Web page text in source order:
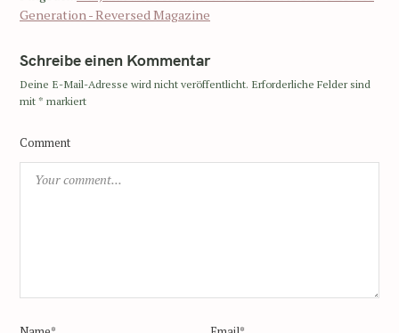
Generation - Reversed Magazine
Schreibe einen Kommentar
Deine E-Mail-Adresse wird nicht veröffentlicht. Erforderliche Felder sind
mit* markiert
Comment